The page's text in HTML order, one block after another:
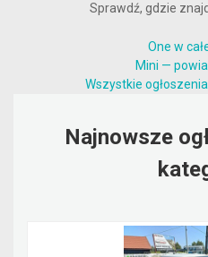
Sprawdź, gdzie
One w
Mini —
Wszystkie
Najnowsze